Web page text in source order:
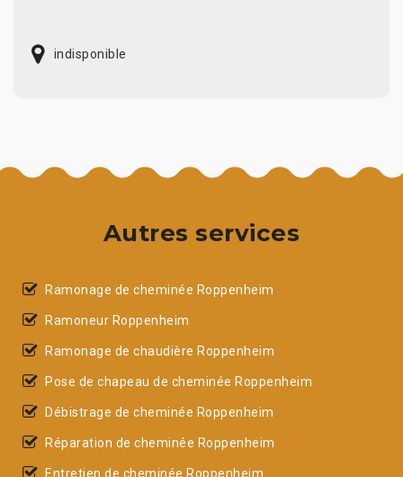
indisponible
Autres services
Ramonage de cheminée Roppenheim
Ramoneur Roppenheim
Ramonage de chaudière Roppenheim
Pose de chapeau de cheminée Roppenheim
Débistrage de cheminée Roppenheim
Réparation de cheminée Roppenheim
Entretien de cheminée Roppenheim